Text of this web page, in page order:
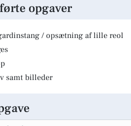
opgaver
/ opsætning af lille reol
samt billeder